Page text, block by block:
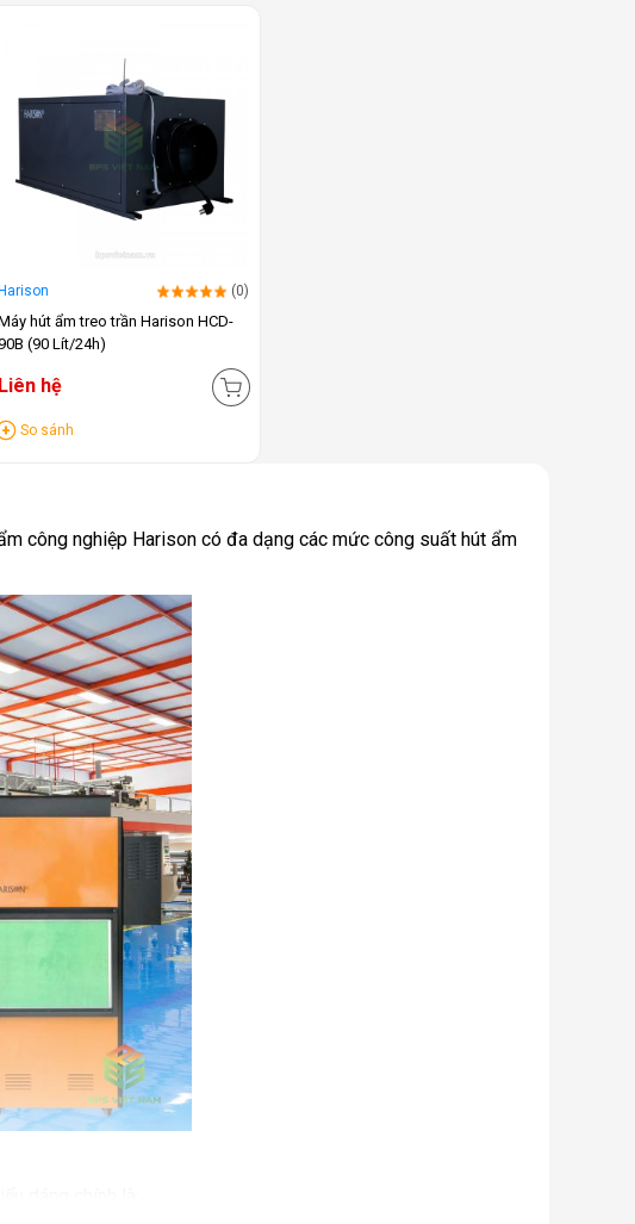
Harison (0)
hút ẩm treo trần Harison HCD-
(90 Lít/24h)
Liên hệ
So sánh
công nghiệp Harison có đa dạng các mức công suất hút ẩm
dáng chính là: